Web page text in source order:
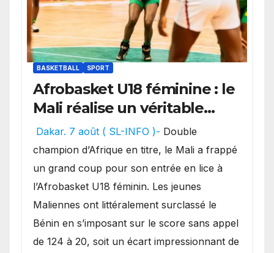
BASKETBALL SPORT
Afrobasket U18 féminine : le
Mali réalise un véritable
festival offensif et inflige
une lourde défaite au
Bénin.
Dakar. 7 août ( SL-INFO )- Double
champion d’Afrique en titre, le Mali a frappé
un grand coup pour son entrée en lice à
l’Afrobasket U18 féminin. Les jeunes
Maliennes ont littéralement surclassé le
Bénin en s’imposant sur le score sans appel
de 124 à 20, soit un écart impressionnant de